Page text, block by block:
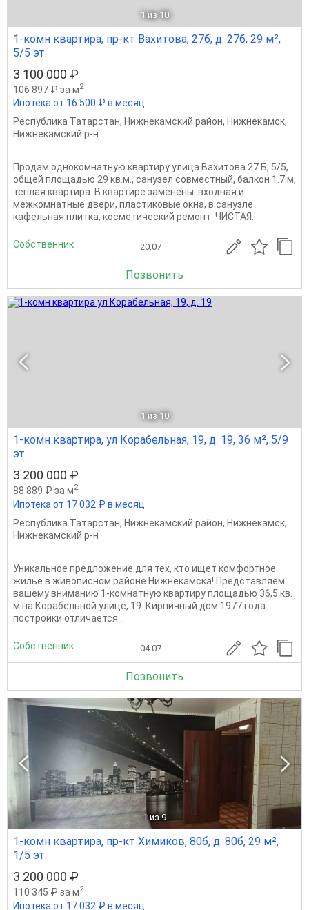
1 из 10
1-комн квартира, пр-кт Вахитова, 27б, д. 27б, 29 м²,
5/5 эт.
3 100 000 ₽
106 897 ₽ за м2
Ипотека от 16 500 ₽ в месяц
Республика Татарстан, Нижнекамский район, Нижнекамск,
Нижнекамский р-н
Продам однокомнатную квартиру улица Вахитова 27 Б, 5/5,
общей площадью 29 кв.м., санузел совместный, балкон 1.7 м,
теплая квартира. В квартире заменены: входная и
межкомнатные двери, пластиковые окна, в санузле
кафельная плитка, косметический ремонт. ЧИСТАЯ...
Собственник 20.07
Позвонить
1 из 10
1-комн квартира, ул Корабельная, 19, д. 19, 36 м², 5/9
эт.
3 200 000 ₽
88 889 ₽ за м2
Ипотека от 17 032 ₽ в месяц
Республика Татарстан, Нижнекамский район, Нижнекамск,
Нижнекамский р-н
Уникальное предложение для тех, кто ищет комфортное
жильё в живописном районе Нижнекамска! Представляем
вашему вниманию 1-комнатную квартиру площадью 36,5 кв.
м на Корабельной улице, 19. Кирпичный дом 1977 года
постройки отличается...
Собственник 04.07
Позвонить
1 из 9
1-комн квартира, пр-кт Химиков, 80б, д. 80б, 29 м²,
1/5 эт.
3 200 000 ₽
110 345 ₽ за м2
Ипотека от 17 032 ₽ в месяц